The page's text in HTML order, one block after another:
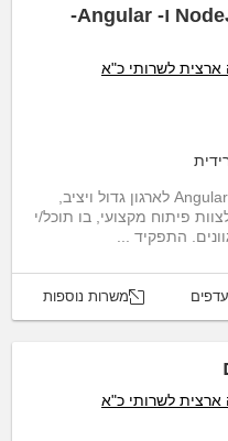
משרת מפתח/ת תוכנה –NodeJS ו- Angular-
ארצית לשרותי כ"א
משרת מפתח/ת תוכנה –NodeJS ו- Angular לארגון גדול ויציב,
פיתוח מקצועי, בו תוכל/י
התפקיד ...
משרות נוספות
ארצית לשרותי כ"א